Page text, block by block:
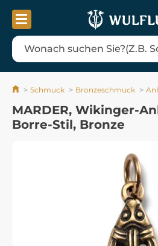
Schmuck Bronzeschmuck
MARDER, Wikinger-
Borre-Stil, Bronze